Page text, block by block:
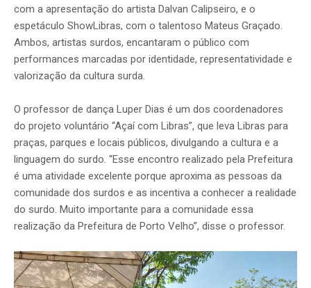
com a apresentação do artista Dalvan Calipseiro, e o
espetáculo ShowLibras, com o talentoso Mateus Graçado.
Ambos, artistas surdos, encantaram o público com
performances marcadas por identidade, representatividade e
valorização da cultura surda.
O professor de dança Luper Dias é um dos coordenadores
do projeto voluntário “Açaí com Libras”, que leva Libras para
praças, parques e locais públicos, divulgando a cultura e a
linguagem do surdo. “Esse encontro realizado pela Prefeitura
é uma atividade excelente porque aproxima as pessoas da
comunidade dos surdos e as incentiva a conhecer a realidade
do surdo. Muito importante para a comunidade essa
realização da Prefeitura de Porto Velho”, disse o professor.